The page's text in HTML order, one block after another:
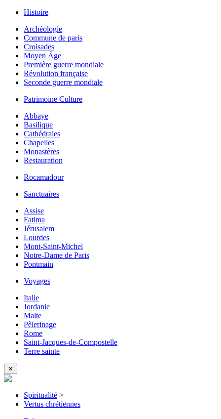
Histoire
Archéologie
Commune de paris
Croisades
Moyen Âge
Première guerre mondiale
Révolution française
Seconde guerre mondiale
Patrimoine Culture
Abbaye
Basilique
Cathédrales
Chapelles
Monastères
Restauration
Rocamadour
Sanctuaires
Assise
Fatima
Jérusalem
Lourdes
Mont-Saint-Michel
Notre-Dame de Paris
Pontmain
Voyages
Italie
Jordanie
Malte
Pèlerinage
Rome
Saint-Jacques-de-Compostelle
Terre sainte
✕
Spiritualité >
Vertus chrétiennes